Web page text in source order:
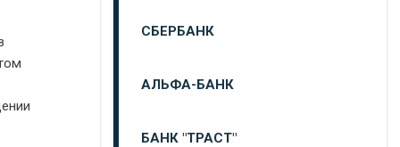
СБЕРБАНК
АЛЬФА-БАНК
БАНК "ТРАСТ"